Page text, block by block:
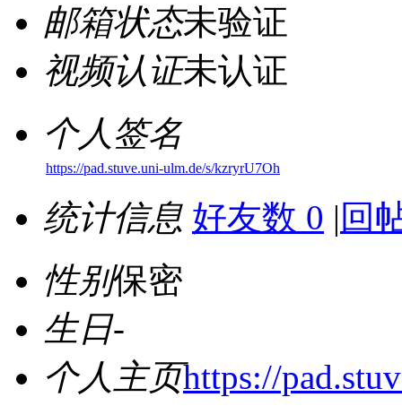
邮箱状态未验证
视频认证未认证
个人签名
https://pad.stuve.uni-ulm.de/s/kzryrU7Oh
统计信息 好友数 0 | 回
性别保密
生日-
个人主页https://